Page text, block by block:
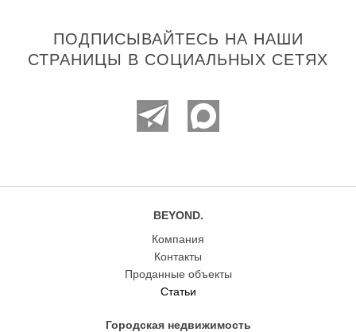
ПОДПИСЫВАЙТЕСЬ НА НАШИ
СТРАНИЦЫ В СОЦИАЛЬНЫХ СЕТЯХ
BEYOND.
Компания
Контакты
Проданные объекты
Статьи
Городская недвижимость